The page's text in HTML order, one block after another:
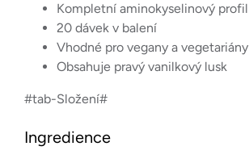
Kompletní aminokyselinový profil
20 dávek v balení
Vhodné pro vegany a vegetariány
Obsahuje pravý vanilkový lusk
#tab-Složení#
Ingredience